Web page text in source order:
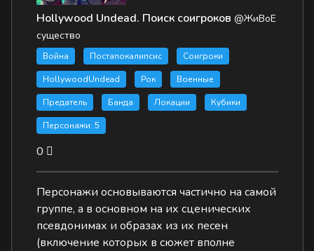
Hollywood Undead. Поиск соигроков @ЖиВоЕ
существо
Война Постапокалипсис Соигроки
HollywoodUndead Рок Военные
Предатель Банда Локации Кубики
Персонажи: 5
0
Персонажи основываются частично на самой
группе, а в основном на их сценических
псевдонимах и образах из их песен
(включение которых в сюжет вполне